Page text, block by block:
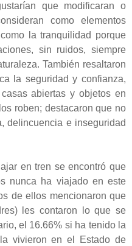
que modificaran o
como elementos
la tranquilidad porque
sin ruidos, siempre
También resaltaron
la seguridad y confianza,
abiertas y objetos en
roben; destacaron que no
delincuencia e inseguridad
en tren se encontró que
nunca ha viajado en este
de ellos mencionaron que
les contaron lo que se
el 16.66% si ha tenido la
vivieron en el Estado de